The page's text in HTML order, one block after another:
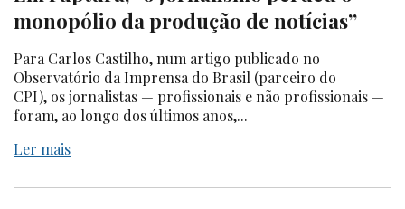
monopólio da produção de notícias”
Para Carlos Castilho, num artigo publicado no
Observatório da Imprensa do Brasil (parceiro do
CPI), os jornalistas — profissionais e não profissionais —
foram, ao longo dos últimos anos,...
Ler mais